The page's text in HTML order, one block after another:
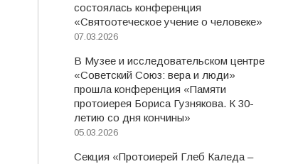
состоялась конференция
«Святоотеческое учение о человеке»
07.03.2026
В Музее и исследовательском центре
«Советский Союз: вера и люди»
прошла конференция «Памяти
протоиерея Бориса Гузнякова. К 30-
летию со дня кончины»
05.03.2026
Секция «Протоиерей Глеб Каледа –